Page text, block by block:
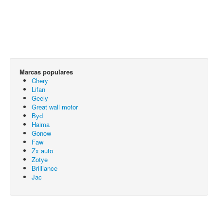
Marcas populares
Chery
Lifan
Geely
Great wall motor
Byd
Haima
Gonow
Faw
Zx auto
Zotye
Brilliance
Jac